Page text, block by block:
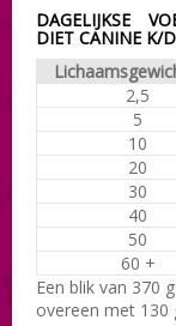
DAGELIJKSE
DIET CANINE K/
2,5
5
10
20
30
40
50
60 +
Een blik van 370
overeen met 130